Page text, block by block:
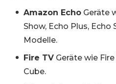
Amazon Echo Geräte
Show, Echo Plus,
Modelle.
Fire TV Geräte wie
Cube.